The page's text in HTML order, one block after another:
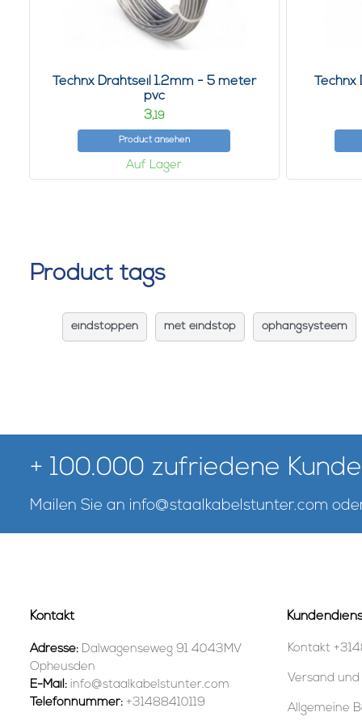
Technx Drahtseil 1.2mm - 5 meter
pvc
3,19
Product ansehen
Auf Lager
Technx
Product tags
eindstoppen met eindstop ophangsysteem
+ 100.000 zufriedene
Mailen Sie an info@staalkabelstunter.com
Kontakt
Adresse: Dalwagenseweg 91 4043MV
Opheusden
E-Mail: info@staalkabelstunter.com
Telefonnummer: +31488410119
Kontakt
Versand und
Allgemeine